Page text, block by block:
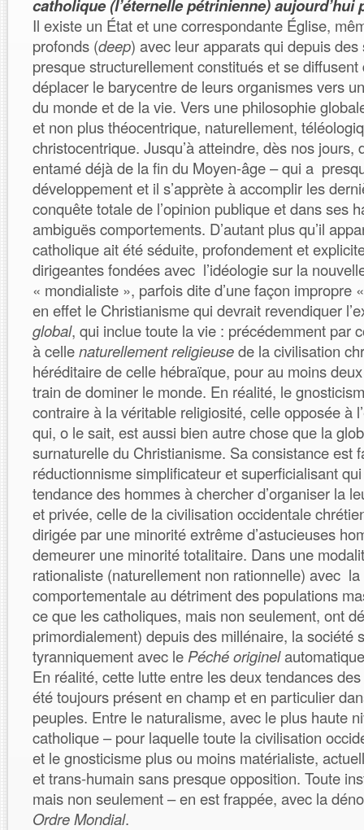
catholique (l’éternelle pétrinienne) aujourd’hui
Il existe un État et une correspondante Église,
profonds (deep) avec leur apparats qui depuis
presque structurellement constitués et se
déplacer le barycentre de leurs organismes vers
du monde et de la vie. Vers une philosophie
et non plus théocentrique, naturellement,
christocentrique. Jusqu’à atteindre, dès nos jours,
entamé déjà de la fin du Moyen-âge – qui a
développement et il s’apprète à accomplir les
conquête totale de l’opinion publique et dans ses
ambiguës comportements. D’autant plus qu’il
catholique ait été séduite, profondement et
dirigeantes fondées avec l’idéologie sur la
« mondialiste », parfois dite d’une façon impropre
en effet le Christianisme qui devrait revendiquer
global, qui inclue toute la vie : précédemment par
à cellenaturellement religieusede la civilisation
héréditaire de celle hébraïque, pour au moins
train de dominer le monde. En réalité, le
contraire à la véritable religiosité, celle opposée à
qui, o le sait, est aussi bien autre chose que la
surnaturelle du Christianisme. Sa consistance est
réductionnisme simplificateur et superficialisant
tendance des hommes à chercher d’organiser la
et privée, celle de la civilisation occidentale
dirigée par une minorité extrême d’astucieuses
demeurer une minorité totalitaire. Dans une
rationaliste (naturellement non rationnelle) avec
comportementale au détriment des populations
ce que les catholiques, mais non seulement, ont
primordialement) depuis des millénaire, la société
tyranniquement avec le Péché originel
En réalité, cette lutte entre les deux tendances
été toujours présent en champ et en particulier
peuples. Entre le naturalisme, avec le plus haute
catholique – pour laquelle toute la civilisation
et le gnosticisme plus ou moins matérialiste,
et trans-humain sans presque opposition. Toute
mais non seulement – en est frappée, avec la
Ordre Mondial.